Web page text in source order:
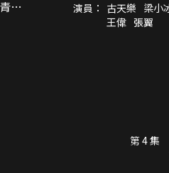
演員： 古天樂 梁小
王偉 張翼
第 4 集